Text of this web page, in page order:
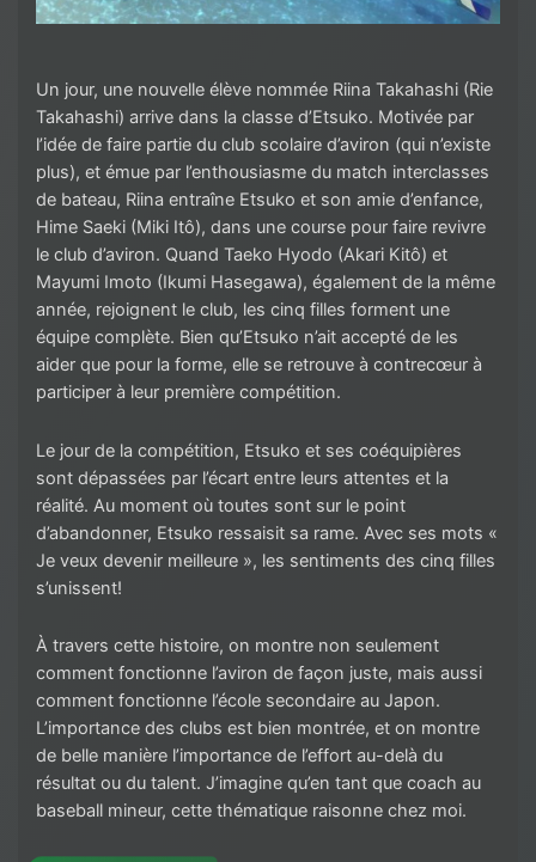
Un jour, une nouvelle élève nommée Riina Takahashi (Rie
Takahashi) arrive dans la classe d’Etsuko. Motivée par
l’idée de faire partie du club scolaire d’aviron (qui n’existe
plus), et émue par l’enthousiasme du match interclasses
de bateau, Riina entraîne Etsuko et son amie d’enfance,
Hime Saeki (Miki Itô), dans une course pour faire revivre
le club d’aviron. Quand Taeko Hyodo (Akari Kitô) et
Mayumi Imoto (Ikumi Hasegawa), également de la même
année, rejoignent le club, les cinq filles forment une
équipe complète. Bien qu’Etsuko n’ait accepté de les
aider que pour la forme, elle se retrouve à contrecœur à
participer à leur première compétition.
Le jour de la compétition, Etsuko et ses coéquipières
sont dépassées par l’écart entre leurs attentes et la
réalité. Au moment où toutes sont sur le point
d’abandonner, Etsuko ressaisit sa rame. Avec ses mots «
Je veux devenir meilleure », les sentiments des cinq filles
s’unissent!
À travers cette histoire, on montre non seulement
comment fonctionne l’aviron de façon juste, mais aussi
comment fonctionne l’école secondaire au Japon.
L’importance des clubs est bien montrée, et on montre
de belle manière l’importance de l’effort au-delà du
résultat ou du talent. J’imagine qu’en tant que coach au
baseball mineur, cette thématique raisonne chez moi.